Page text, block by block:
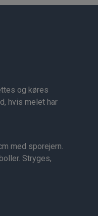
og køres
hvis melet har
med sporejern.
Stryges,